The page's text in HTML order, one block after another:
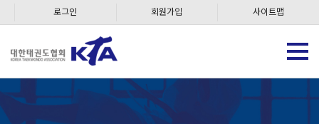
로그인 회원가입 사이트맵